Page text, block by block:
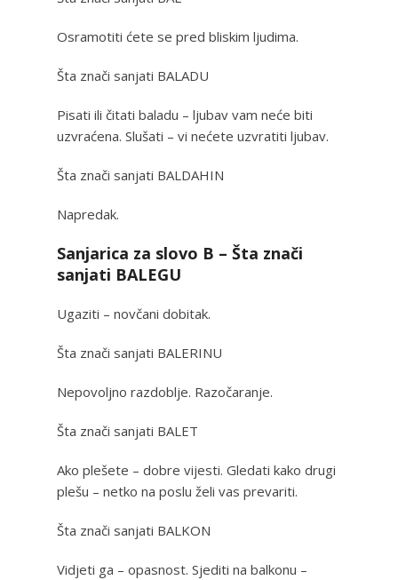
Osramotiti ćete se pred bliskim ljudima.
Šta znači sanjati BALADU
Pisati ili čitati baladu – ljubav vam neće biti
uzvraćena. Slušati – vi nećete uzvratiti ljubav.
Šta znači sanjati BALDAHIN
Napredak.
Sanjarica za slovo B – Šta znači
sanjati BALEGU
Ugaziti – novčani dobitak.
Šta znači sanjati BALERINU
Nepovoljno razdoblje. Razočaranje.
Šta znači sanjati BALET
Ako plešete – dobre vijesti. Gledati kako drugi
plešu – netko na poslu želi vas prevariti.
Šta znači sanjati BALKON
Vidjeti ga – opasnost. Sjediti na balkonu –